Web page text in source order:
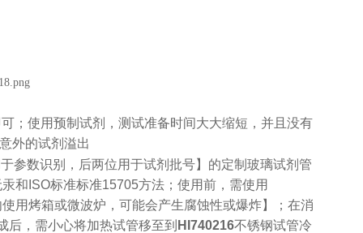
；使用预制试剂，测试准备时间大大缩短，并且没有
外的试剂溢出
参数识别，后两位用于试剂批号】的定制玻璃试剂管
和 ISO标准标准15705方法；使用前，需使用
用烤箱或微波炉，可能会产生腐蚀性或爆炸】；在消
后，需小心将加热试管移至到 HI740216不锈钢试管冷